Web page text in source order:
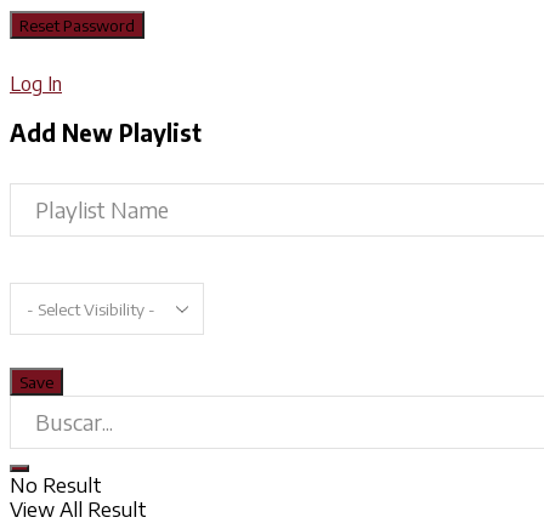
Log In
Add New Playlist
No Result
View All Result